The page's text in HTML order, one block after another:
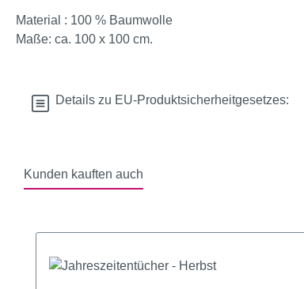
Material : 100 % Baumwolle
Maße: ca. 100 x 100 cm.
Details zu EU-Produktsicherheitgesetzes:
Kunden kauften auch